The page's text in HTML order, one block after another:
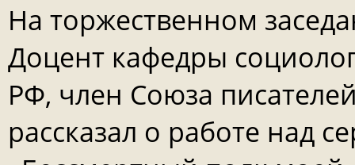
На торжественном
Доцент кафедры
РФ, член Союза
рассказал о работе над